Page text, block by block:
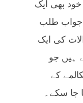
خود بھی ایک
جواب طلب
کی ایک
ہیں جو
کے
جا سکے۔